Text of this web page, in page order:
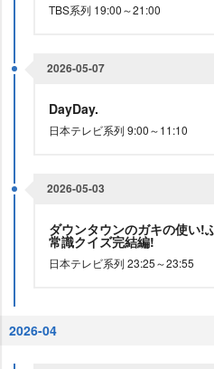
TBS系列 19:00～21:00
2026-05-07
DayDay.
日本テレビ系列 9:00～11:10
2026-05-03
ダウンタウンのガキの使い!
常識クイズ完結編!
日本テレビ系列 23:25～23:55
2026-04